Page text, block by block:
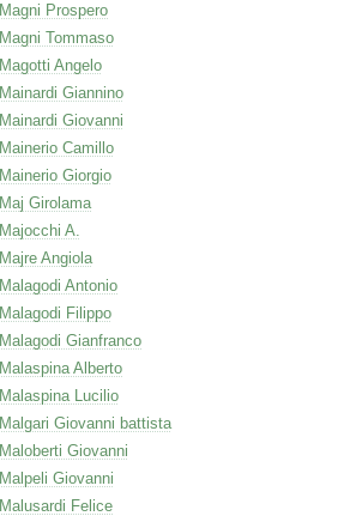
Magni Prospero
Magni Tommaso
Magotti Angelo
Mainardi Giannino
Mainardi Giovanni
Mainerio Camillo
Mainerio Giorgio
Maj Girolama
Majocchi A.
Majre Angiola
Malagodi Antonio
Malagodi Filippo
Malagodi Gianfranco
Malaspina Alberto
Malaspina Lucilio
Malgari Giovanni battista
Maloberti Giovanni
Malpeli Giovanni
Malusardi Felice